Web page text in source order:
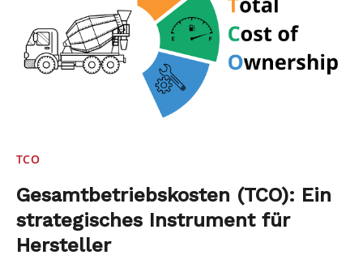
TCO
Gesamtbetriebskosten (TCO): Ein
strategisches Instrument für
Hersteller